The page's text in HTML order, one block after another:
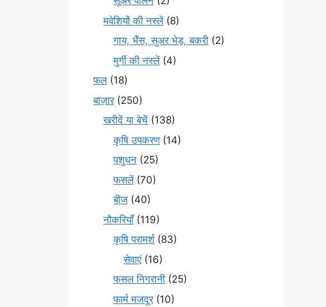
मवेशियों की नस्लें(8)
गाय, भैंस, सुअर भेड़, बकरी (2)
मुर्गी की नस्लें(4)
फल(18)
बाज़ार(250)
खरीदें या बेचें (138)
कृषि उपकरण(14)
पशुधन (25)
फसलें(70)
बीज (40)
नौकरियाँ(119)
कृषि परामर्श(83)
सेवाएं(16)
फसल निगरानी (25)
फार्म मजदूर(10)